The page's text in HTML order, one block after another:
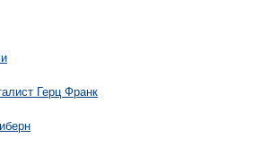
Герц Франк